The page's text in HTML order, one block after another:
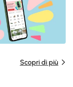
Scopri di più